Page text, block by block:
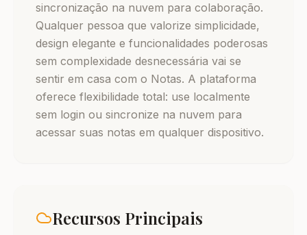
sincronização na nuvem para colaboração.
Qualquer pessoa que valorize simplicidade,
design elegante e funcionalidades poderosas
sem complexidade desnecessária vai se
sentir em casa com o Notas. A plataforma
oferece flexibilidade total: use localmente
sem login ou sincronize na nuvem para
acessar suas notas em qualquer dispositivo.
Recursos Principais